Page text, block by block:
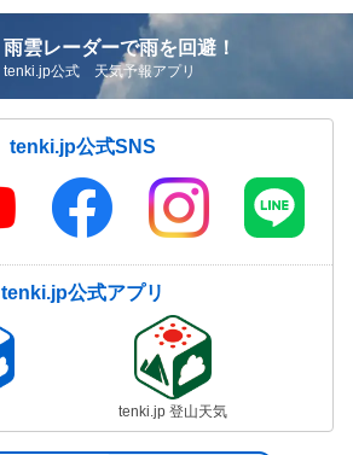
雨雲レーダーで雨を回避！
tenki.jp公式 天気予報アプリ
tenki.jp公式SNS
tenki.jp公式アプリ
tenki.jp 登山天気